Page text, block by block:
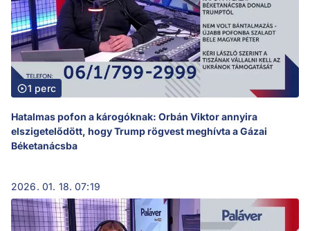
1 perc
Hatalmas pofon a károgóknak: Orbán Viktor annyira
elszigetelődött, hogy Trump rögvest meghívta a Gázai
Béketanácsba
2026. 01. 18. 07:19